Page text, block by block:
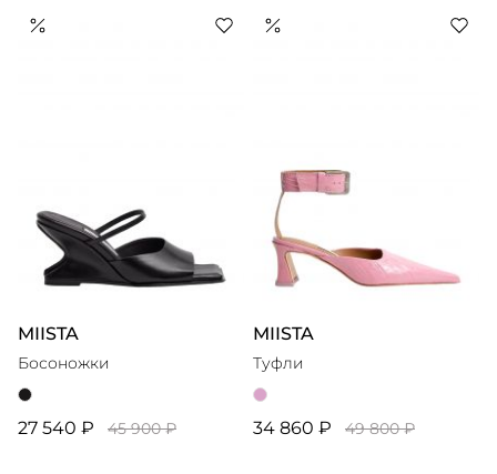
MIISTA
Босоножки
27 540 ₽ 45 900 ₽
MIISTA
Туфли
34 860 ₽ 49 800 ₽